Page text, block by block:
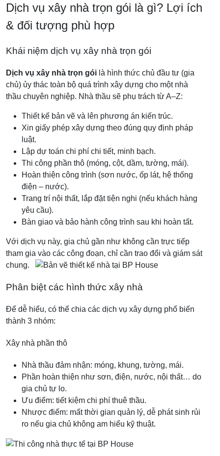
Dịch vụ xây nhà trọn gói là gì? Lợi ích
& đối tượng phù hợp
Khái niệm dịch vụ xây nhà trọn gói
Dịch vụ xây nhà trọn gói là hình thức chủ đầu tư (gia
chủ) ủy thác toàn bộ quá trình xây dựng cho một nhà
thầu chuyên nghiệp. Nhà thầu sẽ phụ trách từ A–Z:
Thiết kế bản vẽ và lên phương án kiến trúc.
Xin giấy phép xây dựng theo đúng quy định pháp
luật.
Lập dự toán chi phí chi tiết, minh bạch.
Thi công phần thô (móng, cột, dầm, tường, mái).
Hoàn thiện công trình (sơn nước, ốp lát, hệ thống
điện – nước).
Trang trí nội thất, lắp đặt tiện nghi (nếu khách hàng
yêu cầu).
Bàn giao và bảo hành công trình sau khi hoàn tất.
Với dịch vụ này, gia chủ gần như không cần trực tiếp
tham gia vào các công đoạn, chỉ cần trao đổi và giám sát
chung.
Phân biệt các hình thức xây nhà
Để dễ hiểu, có thể chia các dịch vụ xây dựng phổ biến
thành 3 nhóm:
Xây nhà phần thô
Nhà thầu đảm nhận: móng, khung, tường, mái.
Phần hoàn thiện như sơn, điện, nước, nội thất… do
gia chủ tự lo.
Ưu điểm: tiết kiệm chi phí thuê thầu.
Nhược điểm: mất thời gian quản lý, dễ phát sinh rủi
ro nếu gia chủ không am hiểu kỹ thuật.